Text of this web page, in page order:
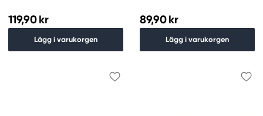
119,90 kr
Lägg i varukorgen
89,90 kr
Lägg i varukorgen